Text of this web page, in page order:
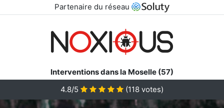
Partenaire du réseau
Interventions dans la Moselle (57)
4.8/5
(118 votes)